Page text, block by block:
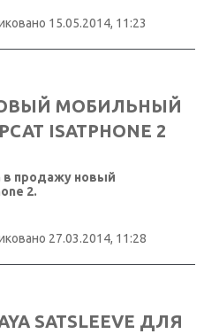
▼
15.05.2014, 11:23
МОБИЛЬНЫЙ
ISATPHONE 2
в продажу новый
2.
27.03.2014, 11:28
SATSLEEVE ДЛЯ